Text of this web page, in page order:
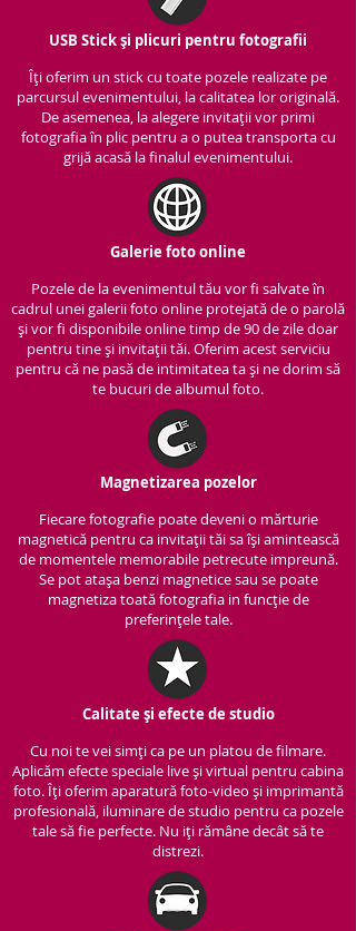
USB Stick și plicuri pentru fotografii
Îți oferim un stick cu toate pozele realizate pe
parcursul evenimentului, la calitatea lor originală.
De asemenea, la alegere invitații vor primi
fotografia în plic pentru a o putea transporta cu
grijă acasă la finalul evenimentului.
Galerie foto online
Pozele de la evenimentul tău vor fi salvate în
cadrul unei galerii foto online protejată de o parolă
și vor fi disponibile online timp de 90 de zile doar
pentru tine și invitații tăi. Oferim acest serviciu
pentru că ne pasă de intimitatea ta și ne dorim să
te bucuri de albumul foto.
Magnetizarea pozelor
Fiecare fotografie poate deveni o mărturie
magnetică pentru ca invitații tăi sa își amintească
de momentele memorabile petrecute impreună.
Se pot atașa benzi magnetice sau se poate
magnetiza toată fotografia in funcție de
preferințele tale.
Calitate și efecte de studio
Cu noi te vei simți ca pe un platou de filmare.
Aplicăm efecte speciale live și virtual pentru cabina
foto. Îți oferim aparatură foto-video și imprimantă
profesională, iluminare de studio pentru ca pozele
tale să fie perfecte. Nu iți rămâne decât să te
distrezi.